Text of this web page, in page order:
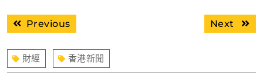
文
章
導
覽
PreviousPrevious
Next
Next
財經
香港新聞